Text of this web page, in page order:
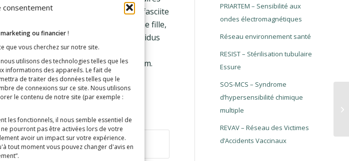
consentement
ou financier !
que vous cherchez sur notre site.
utilisons des technologies telles que les
informations des appareils. Le fait de
de traiter des données telles que le
de connexions sur ce site. Nous utilisons
le contenu de notre site (par exemple :
les fonctionnels, il nous semble essentiel de
pourront pas être activées lors de votre
avoir un impact sur votre expérience.
tout moment vous pouvez changer d'avis en
est tombé : il est atteint de Myofasciite
« Malheureusement, explique la jeune fille,
environ un millier d’individus
plutôt en dizaine de milliers,
selon elle, relier aux sels d’aluminium.
PRIARTEM – Sensibilité aux
ondes électromagnétiques
Réseau environnement santé
RESIST – Stérilisation tubulaire
Essure
SOS-MCS – Syndrome
d’hypersensibilité chimique
multiple
REVAV – Réseau des Victimes
d’Accidents Vaccinaux